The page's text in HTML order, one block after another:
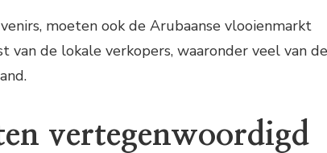
moeten ook de Arubaanse vlooienmarkt
van de lokale verkopers, waaronder veel van de
vertegenwoordigd